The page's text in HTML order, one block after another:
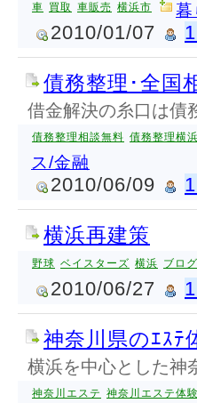
車 買取 車販売 横浜市 暮
2010/01/07
債務整理･全国
借金解決の糸口は債
債務整理相談無料 債務整理横浜
ス/金融
2010/06/09
横浜再建策
野球 ベイスターズ 横浜 ブログ
2010/06/27
神奈川県のｴｽﾃ
横浜を中心とした神
神奈川エステ 神奈川エステ体験